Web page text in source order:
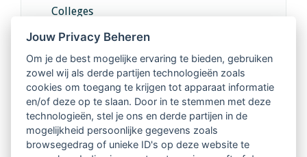
Colleges
Intervisie met geregistreerde vakgenoten
Netwerk van 2100 professionals in 14
regio's
Vindbaar voor opdrachtgevers
Jouw Privacy Beheren
Om je de best mogelijke ervaring te bieden, gebruiken
zowel wij als derde partijen technologieën zoals
cookies om toegang te krijgen tot apparaat informatie
en/of deze op te slaan. Door in te stemmen met deze
technologieën, stel je ons en derde partijen in de
mogelijkheid persoonlijke gegevens zoals
browsegedrag of unieke ID's op deze website te